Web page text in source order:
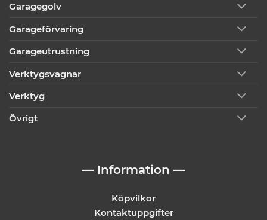
Garagegolv
Garageförvaring
Garageutrustning
Verktygsvagnar
Verktyg
Övrigt
— Information —
Köpvilkor
Kontaktuppgifter